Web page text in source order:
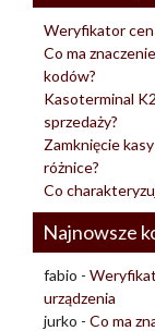
Weryfikator cen
Co ma
kodów?
Kasoterminal
sprzedaży?
Zamknięcie
różnice?
Co
Najnowsze
fabio -
urządzenia
jurko - Co ma